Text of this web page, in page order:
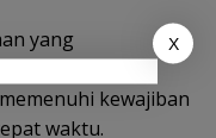
yang
yang baik, PT
kewajiban
waktu.
X